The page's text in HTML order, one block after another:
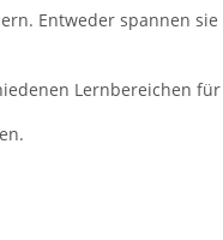
Entweder spannen
Lernbereichen